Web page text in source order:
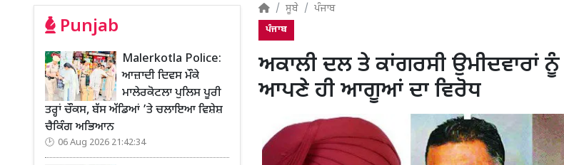
Punjab
Malerkotla Police:
ਆਜ਼ਾਦੀ ਦਿਵਸ ਮੌਕੇ
ਮਾਲੇਰਕੋਟਲਾ ਪੁਲਿਸ ਪੂਰੀ
ਤਰ੍ਹਾਂ ਚੌਕਸ, ਬੱਸ ਅੱਡਿਆਂ ’ਤੇ ਚਲਾਇਆ ਵਿਸ਼ੇਸ਼
ਚੈਕਿੰਗ ਅਭਿਆਨ
06 Aug 2026 21:42:34
ਸੂਬੇ ਪੰਜਾਬ
ਪੰਜਾਬ
ਅਕਾਲੀ ਦਲ ਤੇ ਕਾਂਗਰਸੀ ਉਮੀਦਵਾਰਾਂ ਨੂੰ
ਆਪਣੇ ਹੀ ਆਗੂਆਂ ਦਾ ਵਿਰੋਧ